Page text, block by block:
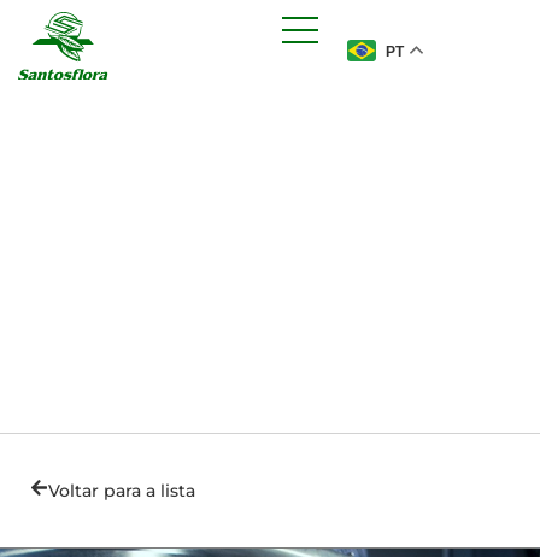
PT
Voltar para a lista